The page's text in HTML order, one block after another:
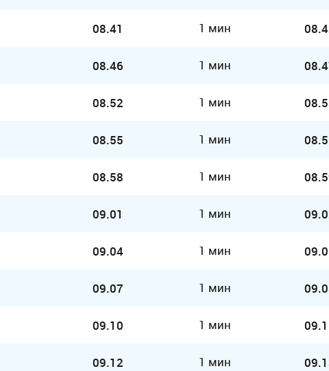
08.41 1 мин
08.46 1 мин
08.52 1 мин
08.55 1 мин
08.58 1 мин
09.01 1 мин
09.04 1 мин
09.07 1 мин
09.10 1 мин
09.12 1 мин